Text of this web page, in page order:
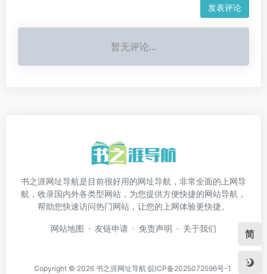
发表评论
暂无评论...
书之涯网址导航是目前很好用的网址导航，非常全面的上网导
航，收录国内外各类型网站，为您提供方便快捷的网站导航，
帮助您快速访问热门网站，让您的上网体验更快捷。
网站地图 友链申请 免责声明 关于我们
Copyright © 2026 书之涯网址导航 皖ICP备2025072596号-1
简